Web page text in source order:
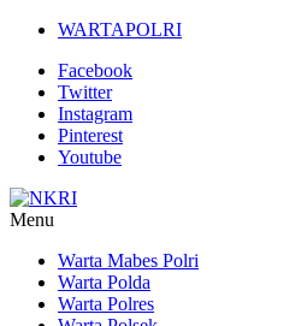
Lompat
konten
WARTAPOLRI
Facebook
Twitter
Instagram
Pinterest
Youtube
Jurnalisme
Positif
Menu
Warta Mabes Polri
Warta Polda
Warta Polres